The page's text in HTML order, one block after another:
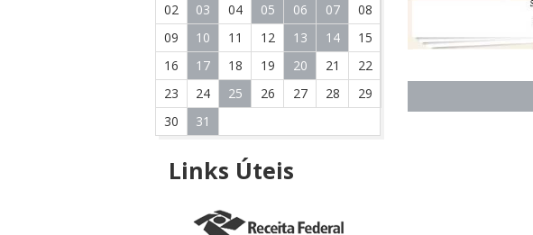
02
03 04 05 06 07
08
09
10 11 12 13 14
15
16
17 18 19 20 21
22
23
24 25 26 27 28
29
30
31
Links Úteis